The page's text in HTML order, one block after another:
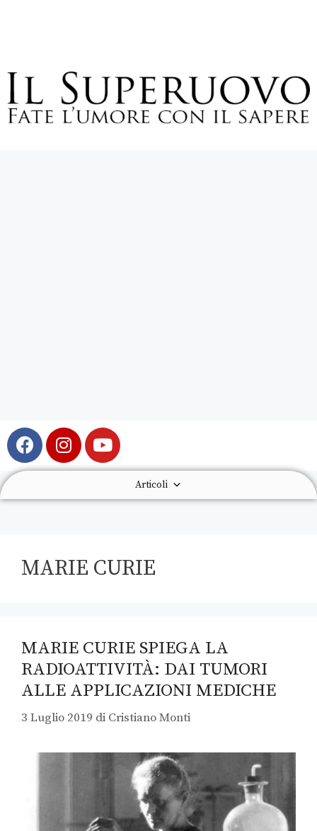
Articoli
MARIE CURIE
MARIE CURIE SPIEGA LA
RADIOATTIVITÀ: DAI TUMORI
ALLE APPLICAZIONI MEDICHE
3 Luglio 2019 di Cristiano Monti